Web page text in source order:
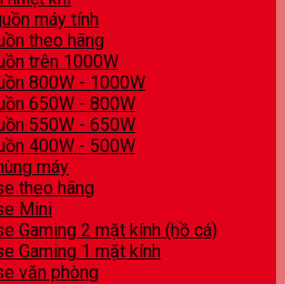
máy tính
theo hãng
trên 1000W
800W - 1000W
650W - 800W
550W - 650W
400W - 500W
máy
theo hãng
Mini
Gaming 2 mặt kính (hồ cá)
Gaming 1 mặt kính
văn phòng